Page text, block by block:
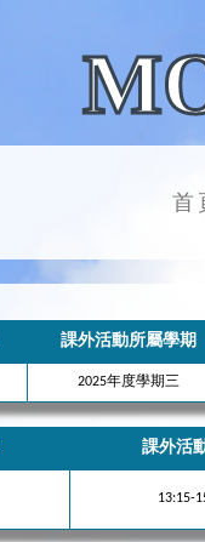
首
課外活動所屬學期
2025年度學期三
課外活
13:15-